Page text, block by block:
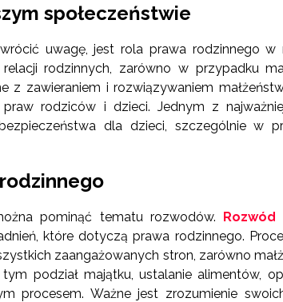
społeczeństwie
uwagę, jest rola prawa rodzinnego w
rodzinnych, zarówno w przypadku
z zawieraniem i rozwiązywaniem
rodziców i dzieci. Jednym z
dla dzieci, szczególnie w
pominąć tematu rozwodów. Rozwód
które dotyczą prawa rodzinnego.
zaangażowanych stron, zarówno
podział majątku, ustalanie alimentów,
procesem. Ważne jest zrozumienie